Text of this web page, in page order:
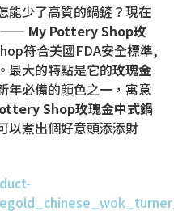
能少了高質的鍋鏟？現在
—— My Pottery Shop玫
符合美國FDA安全標準,
最大的特點是它的玫瑰金
年必備的顔色之一，寓意
Shop玫瑰金中式鍋
以煮出個好意頭添添財